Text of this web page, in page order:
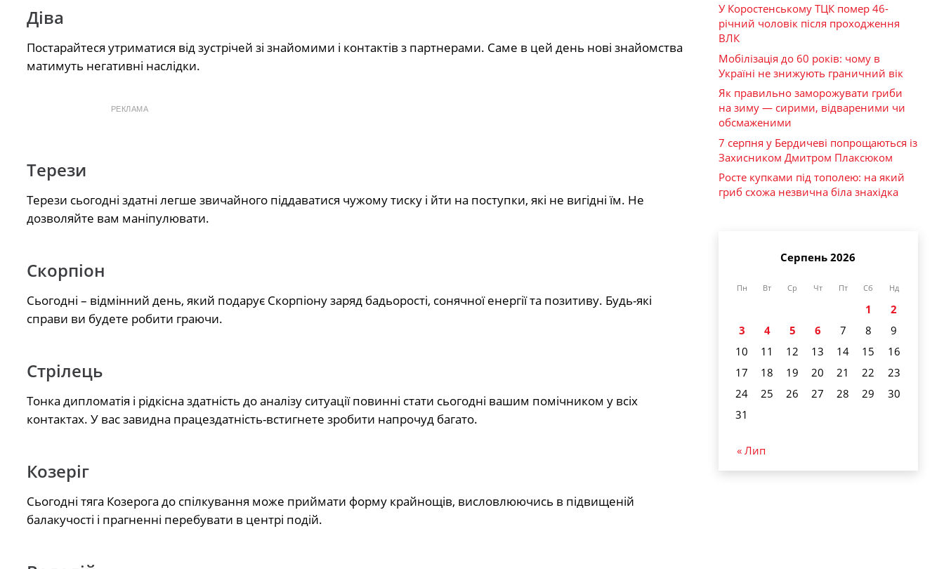
Діва
Постарайтеся утриматися від зустрічей зі знайомими і контактів з партнерами. Саме в цей день нові знайомства
матимуть негативні наслідки.
РЕКЛАМА
Терези
Терези сьогодні здатні легше звичайного піддаватися чужому тиску і йти на поступки, які не вигідні їм. Не
дозволяйте вам маніпулювати.
Скорпіон
Сьогодні – відмінний день, який подарує Скорпіону заряд бадьорості, сонячної енергії та позитиву. Будь-які
справи ви будете робити граючи.
Стрілець
Тонка дипломатія і рідкісна здатність до аналізу ситуації повинні стати сьогодні вашим помічником у всіх
контактах. У вас завидна працездатність-встигнете зробити напрочуд багато.
Козеріг
Сьогодні тяга Козерога до спілкування може приймати форму крайнощів, висловлюючись в підвищеній
балакучості і прагненні перебувати в центрі подій.
У Коростенському ТЦК помер 46-
річний чоловік після проходження
ВЛК
Мобілізація до 60 років: чому в
Україні не знижують граничний вік
Як правильно заморожувати гриби
на зиму — сирими, відвареними чи
обсмаженими
7 серпня у Бердичеві попрощаються із
Захисником Дмитром Плаксюком
Росте купками під тополею: на який
гриб схожа незвична біла знахідка
Серпень 2026
Пн Вт Ср Чт Пт Сб Нд
1
2
3
4 5 6 7 8
9
10
11 12 13 14 15
16
17
18 19 20 21 22
23
24
25 26 27 28 29
30
31
« Лип